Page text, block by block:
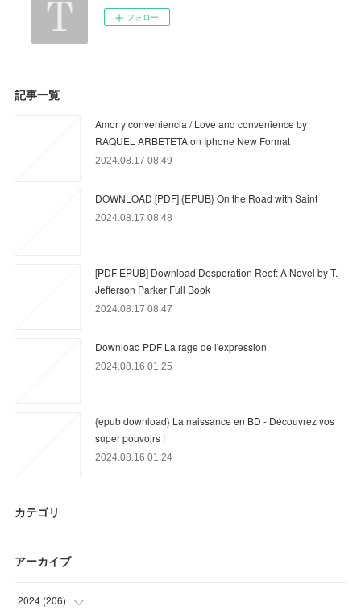
フォロー
記事一覧
Amor y conveniencia / Love and convenience by
RAQUEL ARBETETA on Iphone New Format
2024.08.17 08:49
DOWNLOAD [PDF] {EPUB} On the Road with Saint
2024.08.17 08:48
[PDF EPUB] Download Desperation Reef: A Novel by T.
Jefferson Parker Full Book
2024.08.17 08:47
Download PDF La rage de l'expression
2024.08.16 01:25
{epub download} La naissance en BD - Découvrez vos
super pouvoirs !
2024.08.16 01:24
カテゴリ
アーカイブ
2024 (206)